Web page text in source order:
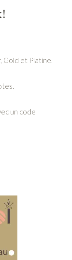
Gold et Platine.
un code